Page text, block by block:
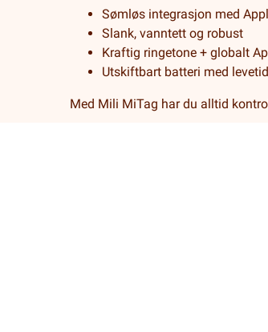
Sømløs integrasjon med
Slank, vanntett og robust
Kraftig ringetone + globalt
Utskiftbart batteri med
Med Mili MiTag har du alltid